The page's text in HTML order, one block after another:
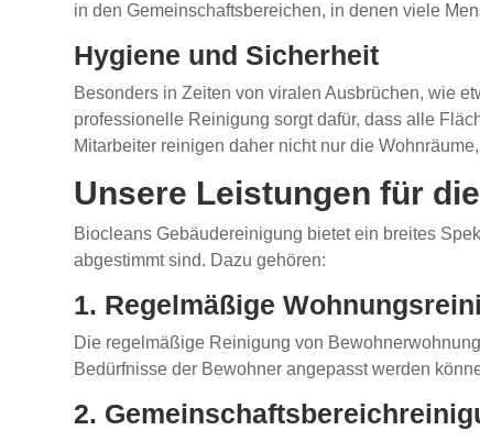
in den Gemeinschaftsbereichen, in denen viele
Hygiene und Sicherheit
Besonders in Zeiten von viralen Ausbrüchen, wie
professionelle Reinigung sorgt dafür, dass alle
Mitarbeiter reinigen daher nicht nur die
Unsere Leistungen für
Biocleans Gebäudereinigung bietet ein breites
abgestimmt sind. Dazu gehören:
1. Regelmäßige
Die regelmäßige Reinigung von
Bedürfnisse der Bewohner angepasst werden
2.